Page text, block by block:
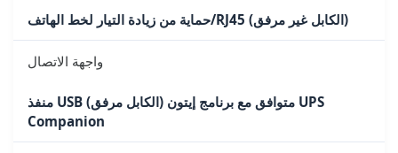
حماية من زيادة التيار لخط الهاتف/RJ45 (الكابل غير مرفق)
واجهة الاتصال
منفذ USB (الكابل مرفق) متوافق مع برنامج إيتون UPS
Companion